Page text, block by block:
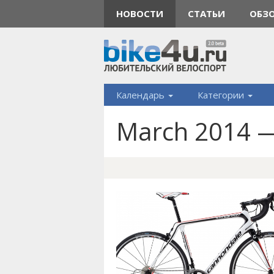
НОВОСТИ СТАТЬИ
Календарь Категории
March 2014